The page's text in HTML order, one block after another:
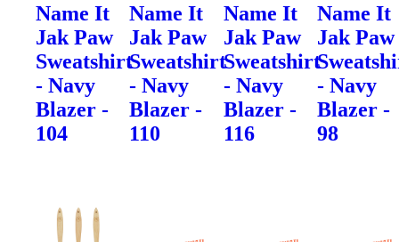
Name It
Jak Paw
Sweatshirt
- Navy
Blazer -
104
Name It
Jak Paw
Sweatshirt
- Navy
Blazer -
110
Name It
Jak Paw
Sweatshirt
- Navy
Blazer -
116
Name It
Jak Paw
- Navy
Blazer -
98